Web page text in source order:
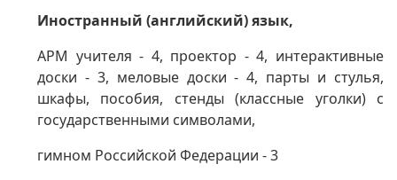
Иностранный (английский) язык,
АРМ учителя - 4, проектор - 4, интерактивные
доски - 3, меловые доски - 4, парты и стулья,
шкафы, пособия, стенды (классные уголки) с
государственными символами,
гимном Российской Федерации - 3